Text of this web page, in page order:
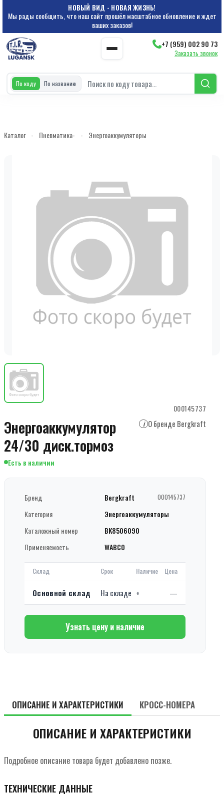
НОВЫЙ ВИД - НОВАЯ ЖИЗНЬ!
Мы рады сообщить, что наш сайт прошёл масштабное обновление и ждет
ваших заказов!
+7 (959) 002 90 73
Заказать звонок
По коду По названию
Каталог - Пневматика- - Энергоаккумуляторы
000145737
Энергоаккумулятор
24/30 диск.тормоз
i О бренде Bergkraft
Есть в наличии
Бренд Bergkraft 000145737
Категория
Энергоаккумуляторы
Каталожный номер
BK8506090
Применяемость
WABCO
Склад Срок Наличие Цена
Основной склад На складе + —
Узнать цену и наличие
ОПИСАНИЕ И ХАРАКТЕРИСТИКИ КРОСС-НОМЕРА
ОПИСАНИЕ И ХАРАКТЕРИСТИКИ
Подробное описание товара будет добавлено позже.
ТЕХНИЧЕСКИЕ ДАННЫЕ